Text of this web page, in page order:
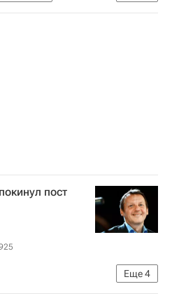
Федеральная антимонопольная служба (ФАС России)
пост
Еще4
ГК "ПИК"